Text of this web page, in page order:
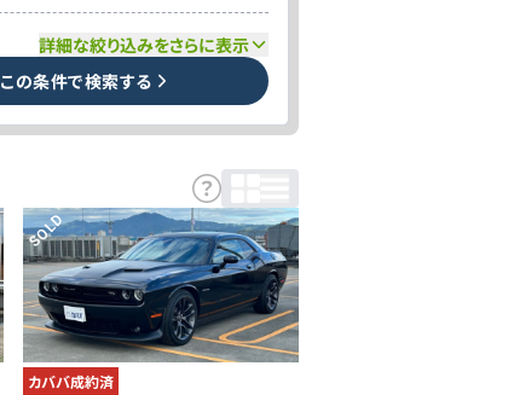
詳細な絞り込みをさらに表示
この条件で検索する
SOLD
カババ成約済